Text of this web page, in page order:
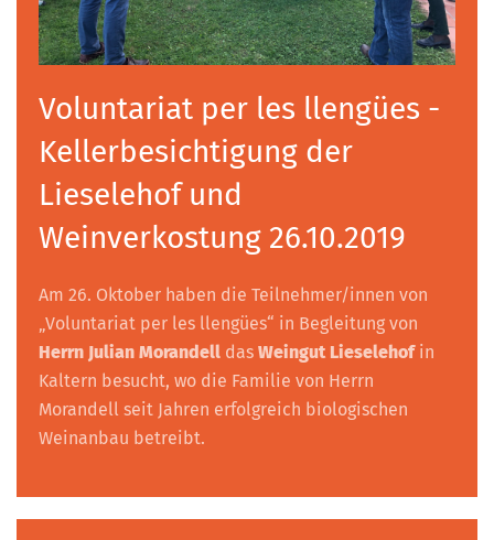
Voluntariat per les llengües -
Kellerbesichtigung der
Lieselehof und
Weinverkostung 26.10.2019
Am 26. Oktober haben die Teilnehmer/innen von
„Voluntariat per les llengües“ in Begleitung von
Herrn Julian Morandell das Weingut Lieselehofin
Kaltern besucht, wo die Familie von Herrn
Morandell seit Jahren erfolgreich biologischen
Weinanbau betreibt.